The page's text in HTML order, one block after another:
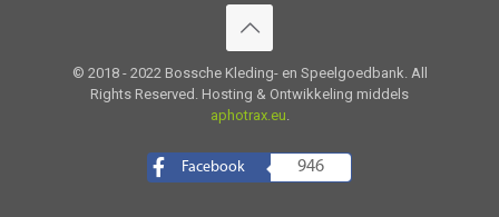
© 2018 - 2022 Bossche Kleding- en Speelgoedbank. All
Rights Reserved. Hosting & Ontwikkeling middels
aphotrax.eu.
Facebook 946